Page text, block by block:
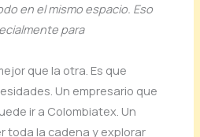
en el mismo espacio. Eso
para
que la otra. Es que
Un empresario que
ir a Colombiatex. Un
toda la cadena y explorar